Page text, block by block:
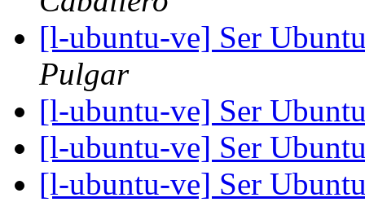
[l-ubuntu-ve] Ser
Pulgar
[l-ubuntu-ve] Ser
[l-ubuntu-ve] Ser
[l-ubuntu-ve] Ser